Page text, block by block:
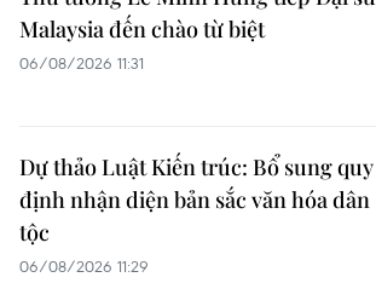
Malaysia đến chào từ biệt
06/08/2026 11:31
Dự thảo Luật Kiến trúc: Bổ sung quy
định nhận diện bản sắc văn hóa dân
tộc
06/08/2026 11:29